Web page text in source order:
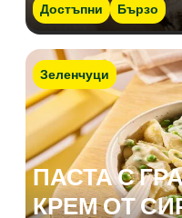
Достъпни Бързо
Зеленчуци
ПАСТА С
КРЕМ ОТ